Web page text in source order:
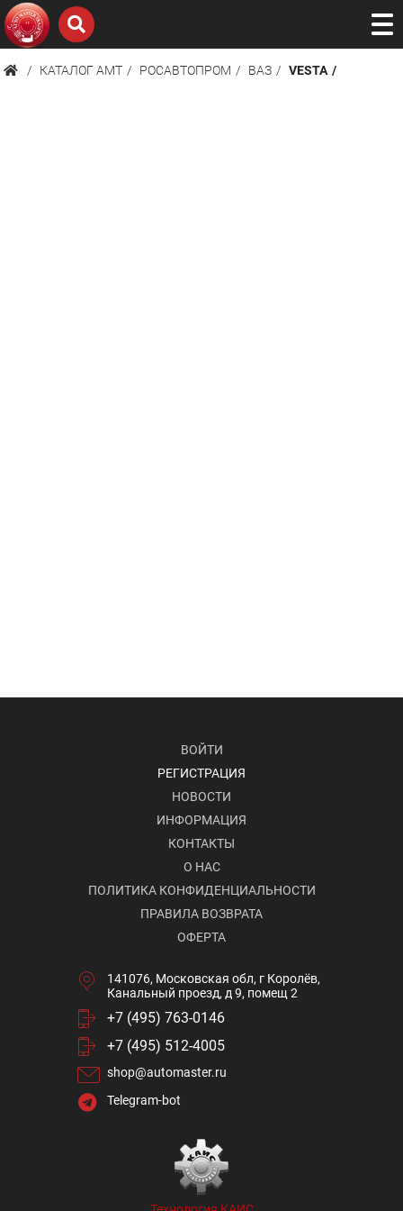
КАТАЛОГ AMТ РОСАВТОПРОМ ВАЗ VESTA
ВОЙТИ
РЕГИСТРАЦИЯ
НОВОСТИ
ИНФОРМАЦИЯ
КОНТАКТЫ
О НАС
ПОЛИТИКА КОНФИДЕНЦИАЛЬНОСТИ
ПРАВИЛА ВОЗВРАТА
ОФЕРТА
141076, Московская обл, г Королёв,
Канальный проезд, д 9, помещ 2
+7 (495) 763-0146
+7 (495) 512-4005
shop@automaster.ru
Telegram-bot